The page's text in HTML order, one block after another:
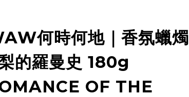
何時何地｜香氛蠟燭
的羅曼史 180g
OF THE